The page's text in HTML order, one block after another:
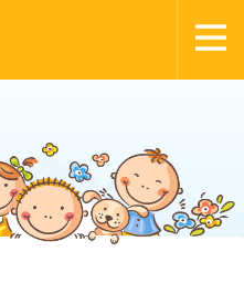
Aktivity pre deti
Fotogaléria
Naša škola